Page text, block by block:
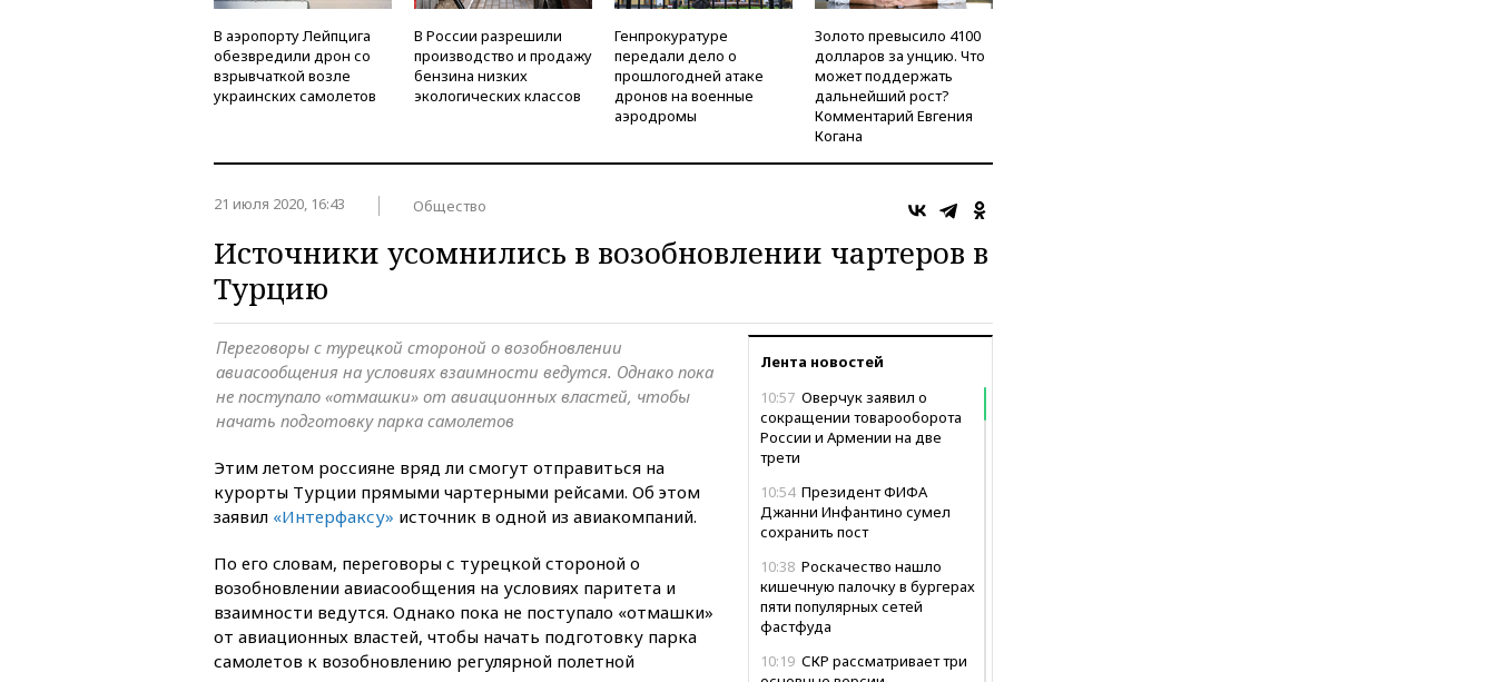
В аэропорту Лейпцига
обезвредили дрон со
взрывчаткой возле
украинских самолетов
В России разрешили
производство и продажу
бензина низких
экологических классов
Генпрокуратуре
передали дело о
прошлогодней атаке
дронов на военные
аэродромы
Золото превысило 4100
долларов за унцию. Что
может поддержать
дальнейший рост?
Комментарий Евгения
Когана
21 июля 2020, 16:43 Общество
Источники усомнились в возобновлении чартеров в
Турцию
Лента новостей
10:57 Оверчук заявил о
сокращении товарооборота
России и Армении на две
трети
10:54 Президент ФИФА
Джанни Инфантино сумел
сохранить пост
10:38 Роскачество нашло
кишечную палочку в бургерах
пяти популярных сетей
фастфуда
10:19 СКР рассматривает три
Переговоры с турецкой стороной о возобновлении
авиасообщения на условиях взаимности ведутся. Однако пока
не поступало «отмашки» от авиационных властей, чтобы
начать подготовку парка самолетов
Этим летом россияне вряд ли смогут отправиться на
курорты Турции прямыми чартерными рейсами. Об этом
заявил «Интерфаксу» источник в одной из авиакомпаний.
По его словам, переговоры с турецкой стороной о
возобновлении авиасообщения на условиях паритета и
взаимности ведутся. Однако пока не поступало «отмашки»
от авиационных властей, чтобы начать подготовку парка
самолетов к возобновлению регулярной полетной